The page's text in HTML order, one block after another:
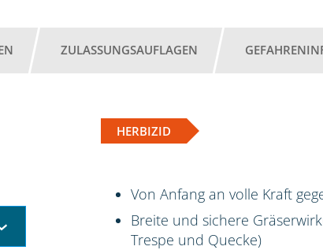
ZULASSUNGSAUFLAGEN
HERBIZID
Von Anfang an volle Kraft
Breite und sichere
Trespe und Quecke)